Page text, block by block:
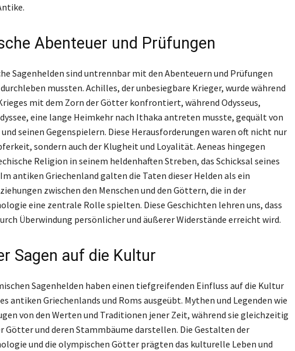
Abenteuer und Prüfungen
Sagenhelden sind untrennbar mit den Abenteuern und Prüfungen
mussten. Achilles, der unbesiegbare Krieger, wurde während
mit dem Zorn der Götter konfrontiert, während Odysseus,
eine lange Heimkehr nach Ithaka antreten musste, gequält von
seinen Gegenspielern. Diese Herausforderungen waren oft nicht nur
sondern auch der Klugheit und Loyalität. Aeneas hingegen
Religion in seinem heldenhaften Streben, das Schicksal seines
antiken Griechenland galten die Taten dieser Helden als ein
zwischen den Menschen und den Göttern, die in der
eine zentrale Rolle spielten. Diese Geschichten lehren uns, dass
Überwindung persönlicher und äußerer Widerstände erreicht wird.
Sagen auf die Kultur
Sagenhelden haben einen tiefgreifenden Einfluss auf die Kultur
antiken Griechenlands und Roms ausgeübt. Mythen und Legenden wie
von den Werten und Traditionen jener Zeit, während sie gleichzeitig
Götter und deren Stammbäume darstellen. Die Gestalten der
und die olympischen Götter prägten das kulturelle Leben und